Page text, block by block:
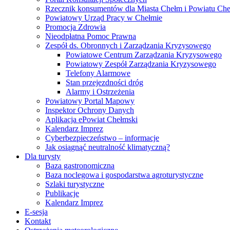
Rzecznik konsumentów dla Miasta Chełm i Powiatu
Powiatowy Urząd Pracy w Chełmie
Promocja Zdrowia
Nieodpłatna Pomoc Prawna
Zespół ds. Obronnych i Zarządzania Kryzysowego
Powiatowe Centrum Zarządzania Kryzysowego
Powiatowy Zespół Zarządzania Kryzysowego
Telefony Alarmowe
Stan przejezdności dróg
Alarmy i Ostrzeżenia
Powiatowy Portal Mapowy
Inspektor Ochrony Danych
Aplikacja ePowiat Chełmski
Kalendarz Imprez
Cyberbezpieczeństwo – informacje
Jak osiągnąć neutralność klimatyczną?
Dla turysty
Baza gastronomiczna
Baza noclegowa i gospodarstwa agroturystyczne
Szlaki turystyczne
Publikacje
Kalendarz Imprez
E-sesja
Kontakt